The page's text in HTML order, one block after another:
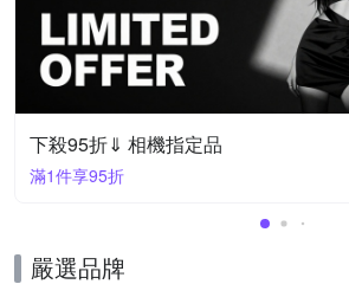
下殺95折⇓ 相機指定品
滿1件享95折
嚴選品牌